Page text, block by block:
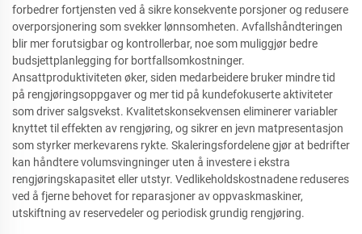
forbedrer fortjensten ved å sikre konsekvente porsjoner og redusere
overporsjonering som svekker lønnsomheten. Avfallshåndteringen
blir mer forutsigbar og kontrollerbar, noe som muliggjør bedre
budsjettplanlegging for bortfallsomkostninger.
Ansattproduktiviteten øker, siden medarbeidere bruker mindre tid
på rengjøringsoppgaver og mer tid på kundefokuserte aktiviteter
som driver salgsvekst. Kvalitetskonsekvensen eliminerer variabler
knyttet til effekten av rengjøring, og sikrer en jevn matpresentasjon
som styrker merkevarens rykte. Skaleringsfordelene gjør at bedrifter
kan håndtere volumsvingninger uten å investere i ekstra
rengjøringskapasitet eller utstyr. Vedlikeholdskostnadene reduseres
ved å fjerne behovet for reparasjoner av oppvaskmaskiner,
utskiftning av reservedeler og periodisk grundig rengjøring.